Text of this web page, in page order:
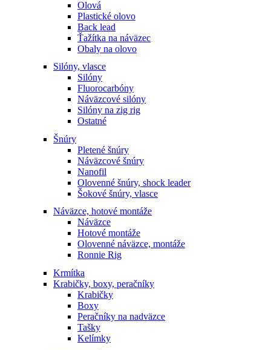
Olová
Plastické olovo
Back lead
Ťažítka na náväzec
Obaly na olovo
Silóny, vlasce
Silóny
Fluorocarbóny
Náväzcové silóny
Silóny na zig rig
Ostatné
Šnúry
Pletené šnúry
Náväzcové šnúry
Nanofil
Olovenné šnúry, shock leader
Šokové šnúry, vlasce
Náväzce, hotové montáže
Náväzce
Hotové montáže
Olovenné náväzce, montáže
Ronnie Rig
Krmítka
Krabičky, boxy, peračníky
Krabičky
Boxy
Peračníky na nadväzce
Tašky
Kelímky